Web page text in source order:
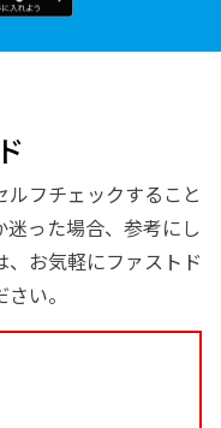
フチェックすること
った場合、参考にし
お気軽にファストド
い。